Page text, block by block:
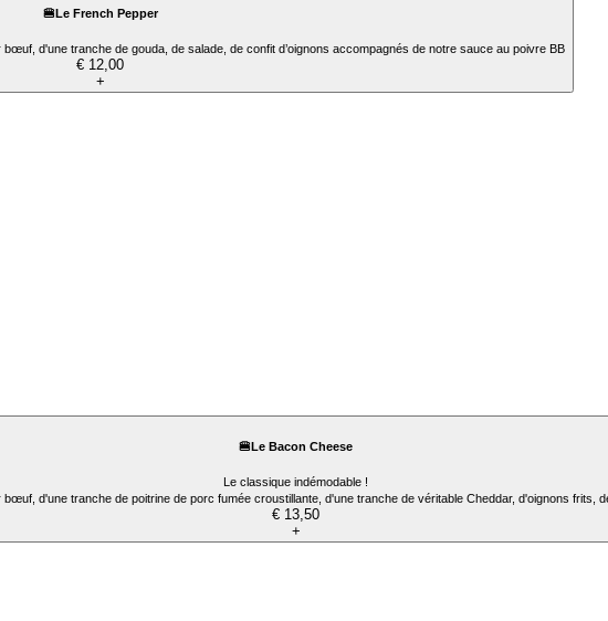
🍔Le French Pepper
d'une tranche de gouda, de salade, de confit d’oignons accompagnés de notre sauce au poivre BB
€ 12,00
+
🍔Le Bacon Cheese
Le classique indémodable !
d'une tranche de poitrine de porc fumée croustillante, d'une tranche de véritable Cheddar, d'oignons
€ 13,50
+